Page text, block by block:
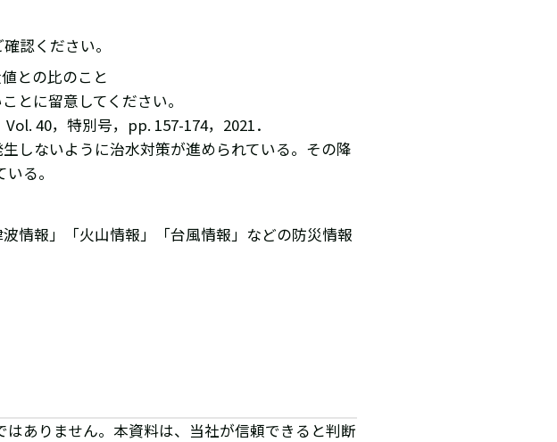
認ください。
との比のこと
とに留意してください。
40，特別号，pp. 157-174，2021．
しないように治水対策が進められている。その降
る。
情報」「火山情報」「台風情報」などの防災情報
ありません。本資料は、当社が信頼できると判断